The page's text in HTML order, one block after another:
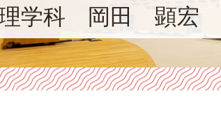
理学科 岡田 顕宏